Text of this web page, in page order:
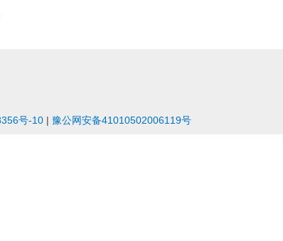
号-10 | 豫公网安备41010502006119号